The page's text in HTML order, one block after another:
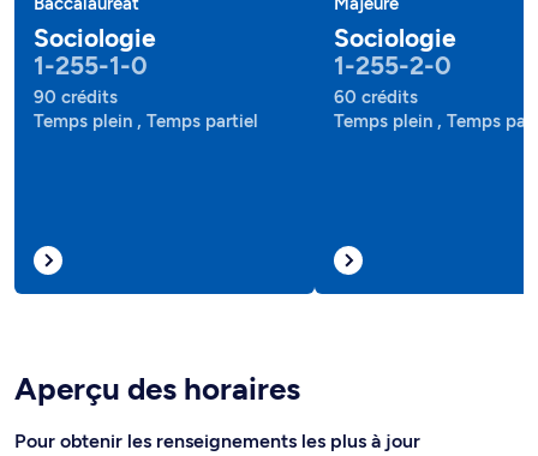
Sociologie
1-255-1-0
90 crédits
Temps plein , Temps partiel
Sociologie
1-255-2-0
60 crédits
Temps plein , Temps
Aperçu des horaires
Pour obtenir les renseignements les plus à jour